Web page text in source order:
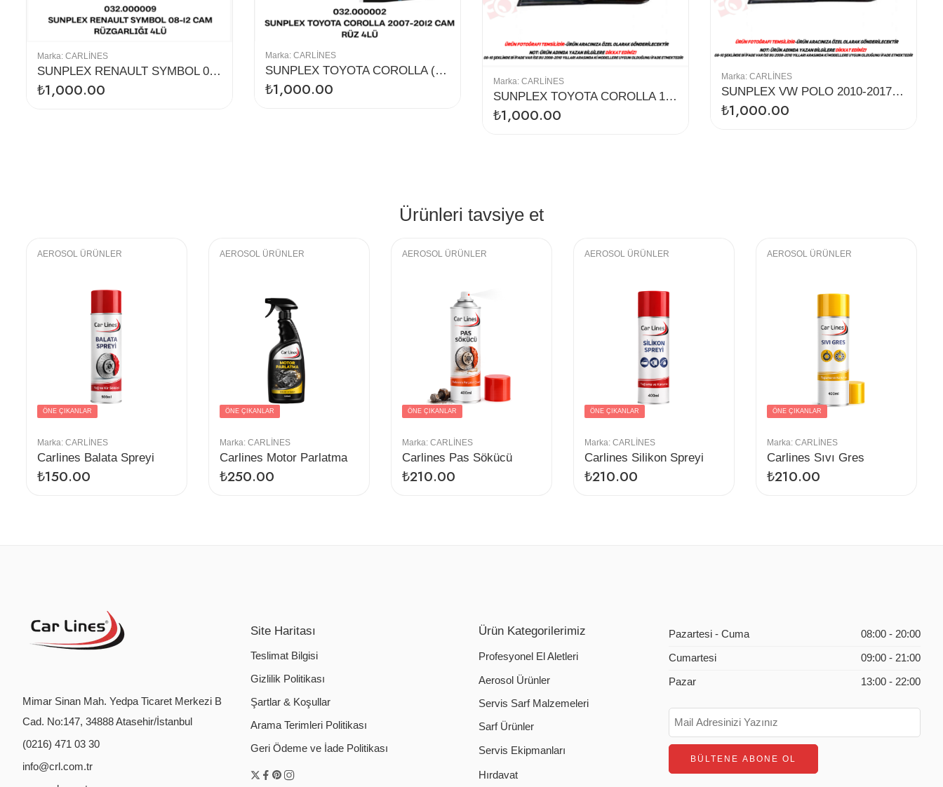
Marka: CARLINES
SUNPLEX RENAULT SYMBOL 08-12 CAM RÜZGARLIĞI 4LÜ
₺1,000.00
Marka: CARLINES
SUNPLEX TOYOTA COROLLA (2007-2012) CAM RÜZGARLIĞI 4LÜ
₺1,000.00 Marka: CARLINES
SUNPLEX TOYOTA COROLLA 13-18 CAM RÜZGARLIĞI 4LÜ
₺1,000.00
Marka: CARLINES
SUNPLEX VW POLO 2010-2017 CAM RÜZGARLIĞI 4LÜ
₺1,000.00
Ürünleri tavsiye et
AEROSOL ÜRÜNLER
Marka: CARLINES
Carlines Balata Spreyi
ÖNE ÇIKANLAR
₺150.00
AEROSOL ÜRÜNLER
Marka: CARLINES
Carlines Motor Parlatma
ÖNE ÇIKANLAR
₺250.00
AEROSOL ÜRÜNLER
Marka: CARLINES
Carlines Pas Sökücü
ÖNE ÇIKANLAR
₺210.00
AEROSOL ÜRÜNLER
Marka: CARLINES
Carlines Silikon Spreyi
ÖNE ÇIKANLAR
₺210.00
AEROSOL ÜRÜNLER
Marka: CARLINES
Carlines Sıvı Gres
ÖNE ÇIKANLAR
₺210.00
Mimar Sinan Mah. Yedpa Ticaret Merkezi B
Cad. No:147, 34888 Atasehir/İstanbul
(0216) 471 03 30
info@crl.com.tr
Site Haritası
Teslimat Bilgisi
Gizlilik Politikası
Şartlar & Koşullar
Arama Terimleri Politikası
Geri Ödeme ve İade Politikası
Ürün Kategorilerimiz
Profesyonel El Aletleri
Aerosol Ürünler
Servis Sarf Malzemeleri
Sarf Ürünler
Servis Ekipmanları
Hırdavat
Pazartesi - Cuma 08:00 - 20:00
Cumartesi 09:00 - 21:00
Pazar 13:00 - 22:00